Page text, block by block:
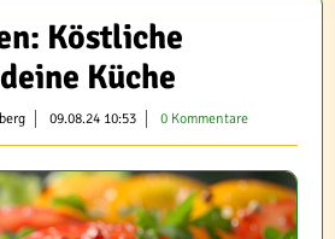
Köstliche
Küche
09.08.24 10:53 0 Kommentare